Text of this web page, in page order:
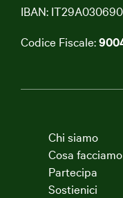
IBAN:
Codice Fiscale:
Chi siamo
Cosa facciamo
Partecipa
Sostienici